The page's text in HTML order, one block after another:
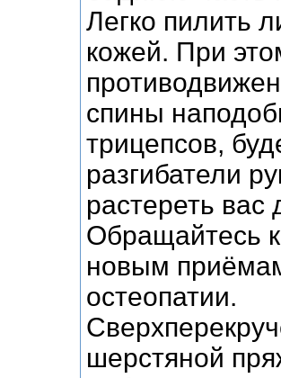
Легко пилить
кожей. При
спины
трицепсов,
разгибатели
растереть
Обращайтесь
новым
остеопатии.
шерстяной